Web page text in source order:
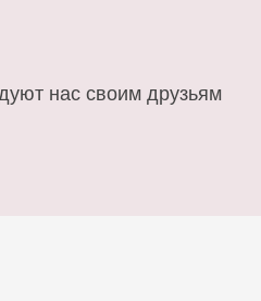
нас своим друзьям